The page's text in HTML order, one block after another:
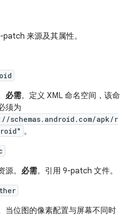
patch 来源及其属性。
必需。定义 XML 命名空间，该命
须为
schemas.android.com/apk/r
。
源。 必需。引用 9-patch 文件。
当位图的像素配置与屏幕不同时